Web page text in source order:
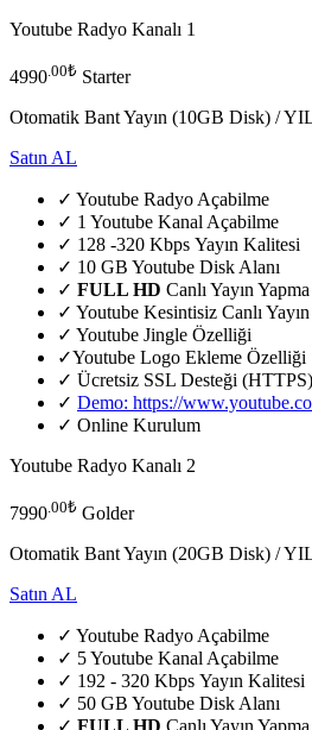
Youtube Radyo Kanalı 1
4990 .00₺ Starter
Otomatik Bant Yayın (10GB Disk) /
Satın AL
✓ Youtube Radyo Açabilme
✓ 1 Youtube Kanal Açabilme
✓ 128 -320 Kbps Yayın Kalitesi
✓ 10 GB Youtube Disk Alanı
✓ FULL HD Canlı Yayın Yapma
✓ Youtube Kesintisiz Canlı Yayın
✓ Youtube Jingle Özelliği
✓Youtube Logo Ekleme Özelliği
✓ Ücretsiz SSL Desteği (HTTPS)
✓ Demo: https://
✓ Online Kurulum
Youtube Radyo Kanalı 2
7990.00₺ Golder
Otomatik Bant Yayın (20GB Disk) /
Satın AL
✓ Youtube Radyo Açabilme
✓ 5 Youtube Kanal Açabilme
✓ 192 - 320 Kbps Yayın Kalitesi
✓ 50 GB Youtube Disk Alanı